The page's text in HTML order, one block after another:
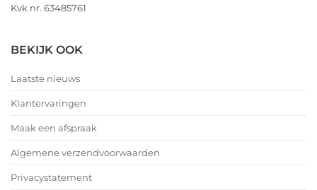
Kvk nr. 63485761
BEKIJK OOK
Laatste nieuws
Klantervaringen
Maak een afspraak
Algemene verzendvoorwaarden
Privacystatement